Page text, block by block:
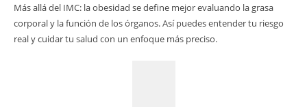
Más allá del IMC: la obesidad se define mejor evaluando la grasa
corporal y la función de los órganos. Así puedes entender tu riesgo
real y cuidar tu salud con un enfoque más preciso.